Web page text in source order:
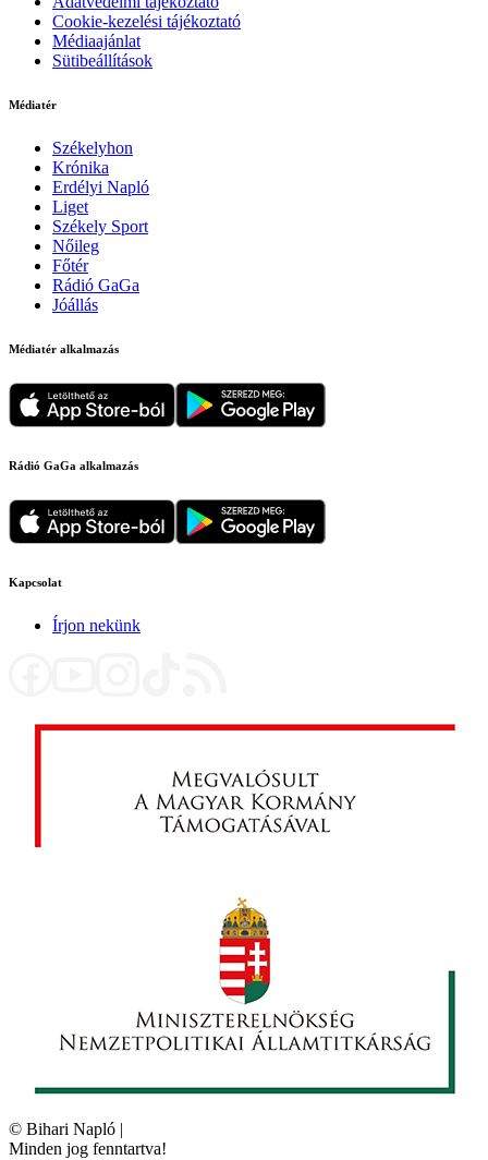
Cookie-kezelési tájékoztató
Médiaajánlat
Sütibeállítások
Médiatér
Székelyhon
Krónika
Erdélyi Napló
Liget
Székely Sport
Nőileg
Főtér
Rádió GaGa
Jóállás
Médiatér alkalmazás
Rádió GaGa alkalmazás
Kapcsolat
Írjon nekünk
© Bihari Napló |
Minden jog fenntartva!